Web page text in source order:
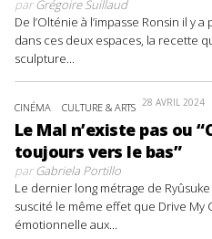
parGrégoire Suillaud
De l’Olténie à l’impasse Ronsin il y
dans ces deux espaces, la recette
sculpture...
CINÉMA CULTURE & ARTS 28 AVRIL 2024
Le Mal n’existe pas ou
toujours vers le bas”
parGabriela Portillo
Le dernier long métrage de
suscité le même effet que Drive My
émotionnelle aux...